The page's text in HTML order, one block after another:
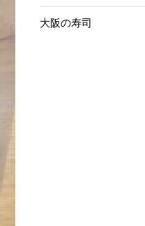
大阪の寿司